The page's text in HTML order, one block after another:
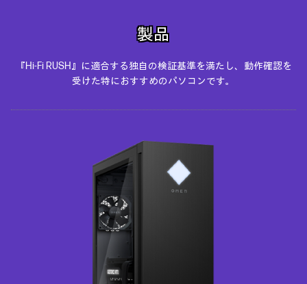
製品
『Hi-Fi RUSH』に適合する独自の検証基準を満たし、動作確認を
受けた特におすすめのパソコンです。